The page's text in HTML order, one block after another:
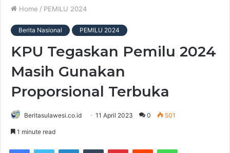
Home / PEMILU 2024
Berita Nasional PEMILU 2024
KPU Tegaskan Pemilu 2024
Masih Gunakan
Proporsional Terbuka
Beritasulawesi.co.id 11 April 2023 0 501
1 minute read